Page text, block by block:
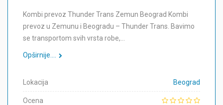
Kombi prevoz Thunder Trans Zemun Beograd Kombi
prevoz u Zemunu i Beogradu – Thunder Trans. Bavimo
se transportom svih vrsta robe,…
Opširnije....
Lokacija Beograd
Ocena